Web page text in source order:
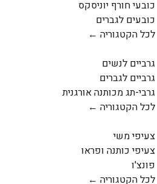
כובעי חורף יוניסקס
כובעים לגברים
לכל הקטגוריה ←
גרביים לנשים
גרביים לגברים
גרבי-תג מכותנה אורגנית
לכל הקטגוריה ←
צעיפי משי
צעיפי כותנה ופראו
פונצ'ו
לכל הקטגוריה ←